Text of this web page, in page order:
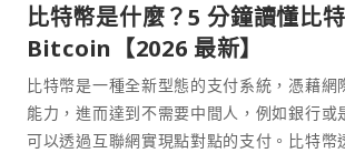
比特幣是什麼？5 分鐘讀懂比
Bitcoin【2026 最新】
比特幣是一種全新型態的支付系統，憑藉網
能力，進而達到不需要中間人，例如銀行或
可以透過互聯網實現點對點的支付。比特幣